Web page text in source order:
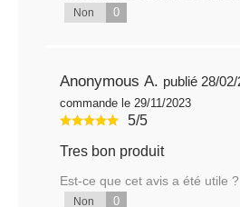
Non 0
Anonymous A. publié 28/
commande le 29/11/2023
5/5
Tres bon produit
Est-ce que cet avis a été utile ?
Non 0